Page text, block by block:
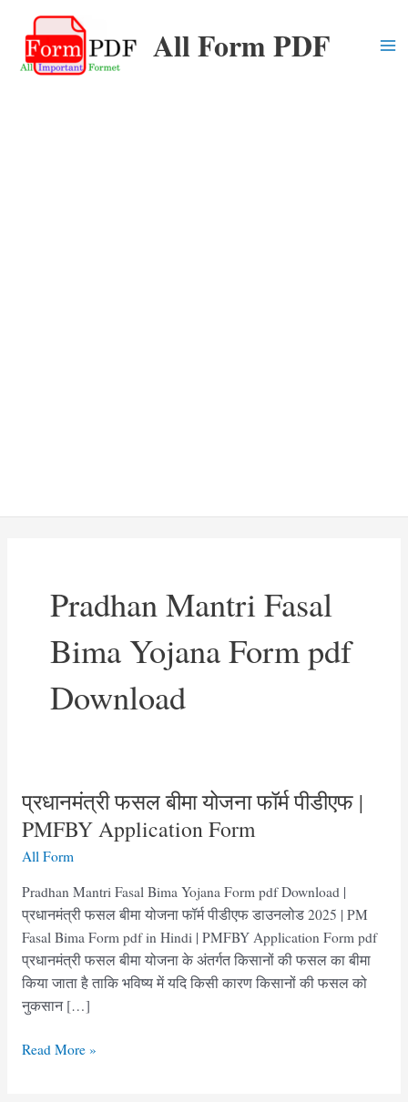
content
All Form PDF
Pradhan Mantri Fasal
Bima Yojana Form pdf
Download
प्रधानमंत्री फसल बीमा योजना फॉर्म पीडीएफ |
PMFBY Application Form
All Form
Pradhan Mantri Fasal Bima Yojana Form pdf Download |
प्रधानमंत्री फसल बीमा योजना फॉर्म पीडीएफ डाउनलोड 2025 | PM
Fasal Bima Form pdf in Hindi | PMFBY Application Form pdf
प्रधानमंत्री फसल बीमा योजना के अंतर्गत किसानों की फसल का बीमा
किया जाता है ताकि भविष्य में यदि किसी कारण किसानों की फसल को
नुकसान […]
प्रधानमंत्री
Read More »